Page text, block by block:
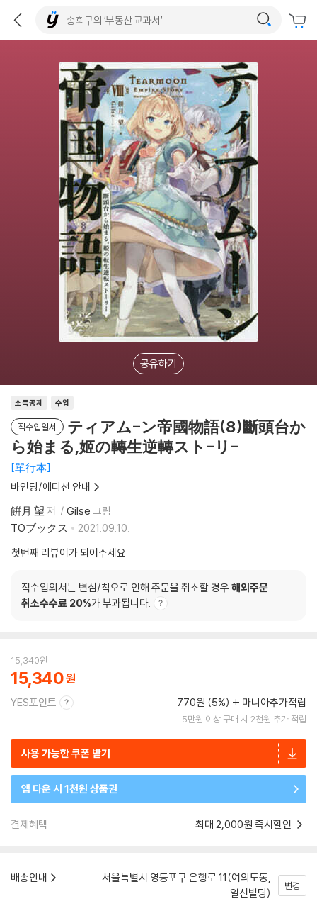
공유하기
소득공제 수입
직수입일서
ティアム-ン帝國物語(8)斷頭台か
ら始まる,姬の轉生逆轉スト-リ-
單行本
바인딩/에디션 안내
餠月 望 저 Gilse 그림
TOブックス
2021.09.10.
첫번째 리뷰어가 되어주세요
직수입외서는 변심/착오로 인해 주문을 취소할 경우 해외주문
취소수수료 20%가 부과됩니다.
15,340원
15,340
YES포인트 770원 (5%) 마니아추가적립
5만원 이상 구매 시 2천원 추가 적립
사용 가능한 쿠폰 받기
앱 다운 시 1천원 상품권
결제혜택 최대 2,000원 즉시할인
배송안내
서울특별시 영등포구 은행로 11(여의도동,
일신빌딩)
변경